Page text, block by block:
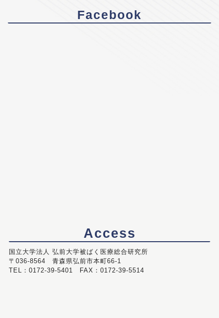
Facebook
Access
国立大学法人 弘前大学被ばく医療総合研究所
〒036-8564 青森県弘前市本町66-1
TEL：0172-39-5401 FAX：0172-39-5514